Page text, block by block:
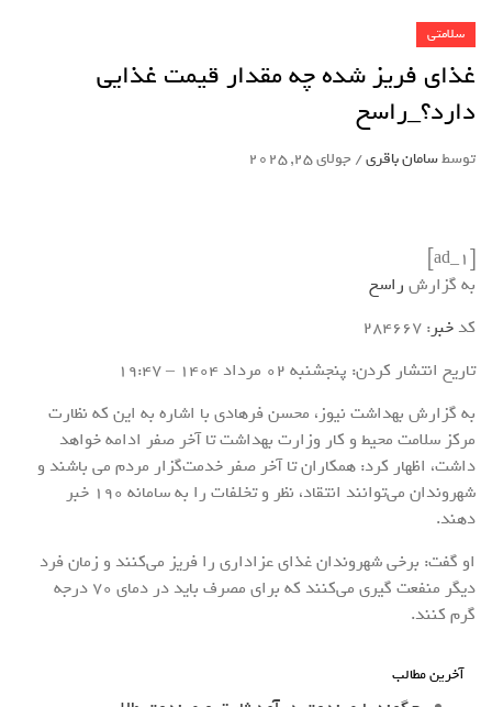
سلامتی
غذای فریز شده چه مقدار قیمت غذایی
دارد؟_راسخ
توسطسامان باقری/ جولای 25, 2025
[ad_1]
به گزارش راسخ
کدخبر: 284667
تاریخ انتشار کردن: پنجشنبه 02 مرداد 1404 – 19:47
به گزارش بهداشت نیوز، محسن فرهادی با اشاره به این که نظارت
مرکز سلامت محیط و کار وزارت بهداشت تا آخر صفر ادامه خواهد
داشت، اظهار کرد: همکاران تا آخر صفر خدمت‌گزار مردم می باشند و
شهروندان می‌توانند انتقاد، نظر و تخلفات را به سامانه ۱۹۰ خبر
دهند.
او گفت: برخی شهروندان غذای عزاداری را فریز می‌کنند و زمان فرد
دیگر منفعت گیری می‌کنند که برای مصرف باید در دمای ۷۰ درجه
گرم کنند.
آخرین مطالب